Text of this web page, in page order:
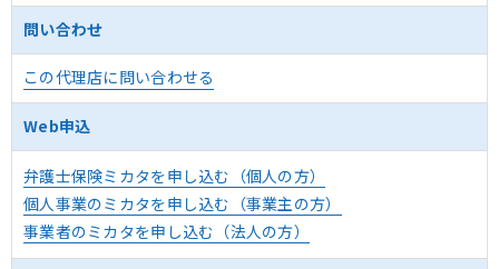
問い合わせ
この代理店に問い合わせる
Web申込
弁護士保険ミカタを申し込む（個人の方）
個人事業のミカタを申し込む（事業主の方）
事業者のミカタを申し込む（法人の方）